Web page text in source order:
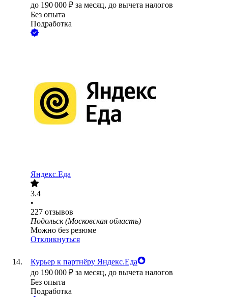
до 190 000 ₽ за месяц, до вычета налогов
Без опыта
Подработка
Яндекс.Еда
3.4
•
227 отзывов
Подольск (Московская область)
Можно без резюме
Откликнуться
Курьер к партнёру Яндекс.Еда
до 190 000 ₽ за месяц, до вычета налогов
Без опыта
Подработка